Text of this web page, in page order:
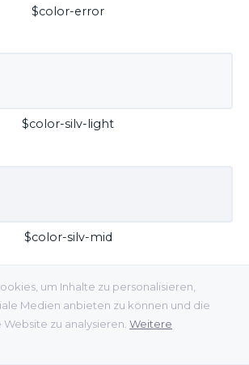
um Inhalte zu personalisieren,
Medien anbieten zu können und die
zu analysieren. Weitere
$color-error
$color-silv-light
$color-silv-mid